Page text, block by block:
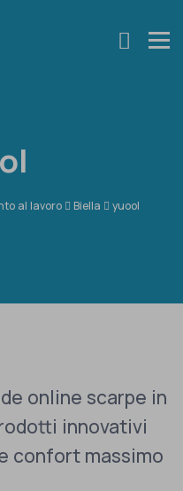
al lavoro Biella yuool
online scarpe in
innovativi
confort massimo